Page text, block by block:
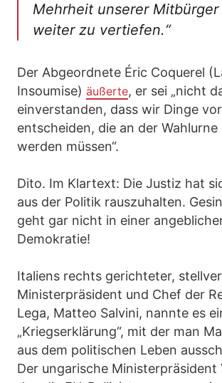
Mehrheit unserer Mitbürger
weiter zu vertiefen.“
Der Abgeordnete Éric Coquerel
Insoumise) äußerte, er sei „nicht
einverstanden, dass wir Dinge
entscheiden, die an der
werden müssen“.
Dito. Im Klartext: Die Justiz hat
aus der Politik rauszuhalten.
geht gar nicht in einer
Demokratie!
Italiens rechts gerichteter,
Ministerpräsident und Chef der
Lega, Matteo Salvini, nannte es
„Kriegserklärung“, mit der man
aus dem politischen Leben
Der ungarische Ministerpräsident